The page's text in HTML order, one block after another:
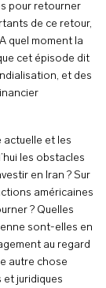
pour retourner
de ce retour,
quel moment la
cet épisode dit
et des
actuelle et les
les obstacles
en Iran ? Sur
américaines
? Quelles
sont-elles en
au regard
autre chose
et juridiques